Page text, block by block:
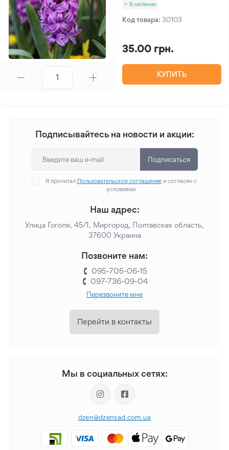
В наличии
Код товара: 30103
35.00 грн.
КУПИТЬ
Подписывайтесь на новости и акции:
Подписаться
Я прочитал Пользовательское соглашениеи согласен с
условиями
Наш адрес:
Улица Гоголя, 45/1, Миргород, Полтавская область,
37600 Украина
Позвоните нам:
095-705-06-15
097-736-09-04
Перезвоните мне
Перейти в контакты
Мы в социальных сетях:
dzen@dzensad.com.ua